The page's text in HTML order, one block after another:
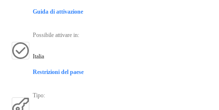
Guida di attivazione
Possibile attivare in:
Italia
Restrizioni del paese
Tipo: